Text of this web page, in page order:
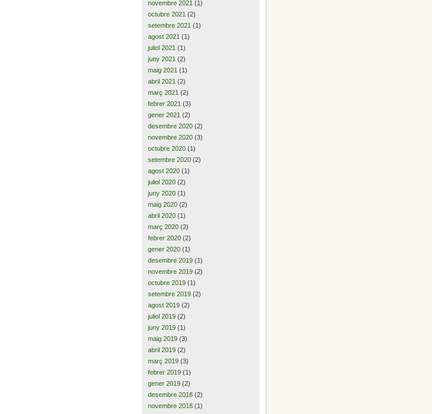
novembre 2021 (1)
octubre 2021 (2)
setembre 2021 (1)
agost 2021 (1)
juliol 2021 (1)
juny 2021 (2)
maig 2021 (1)
abril 2021 (2)
març 2021 (2)
febrer 2021 (3)
gener 2021 (2)
desembre 2020 (2)
novembre 2020 (3)
octubre 2020 (1)
setembre 2020 (2)
agost 2020 (1)
juliol 2020 (2)
juny 2020 (1)
maig 2020 (2)
abril 2020 (1)
març 2020 (2)
febrer 2020 (2)
gener 2020 (1)
desembre 2019 (1)
novembre 2019 (2)
octubre 2019 (1)
setembre 2019 (2)
agost 2019 (2)
juliol 2019 (2)
juny 2019 (1)
maig 2019 (3)
abril 2019 (2)
març 2019 (3)
febrer 2019 (1)
gener 2019 (2)
desembre 2018 (2)
novembre 2018 (1)